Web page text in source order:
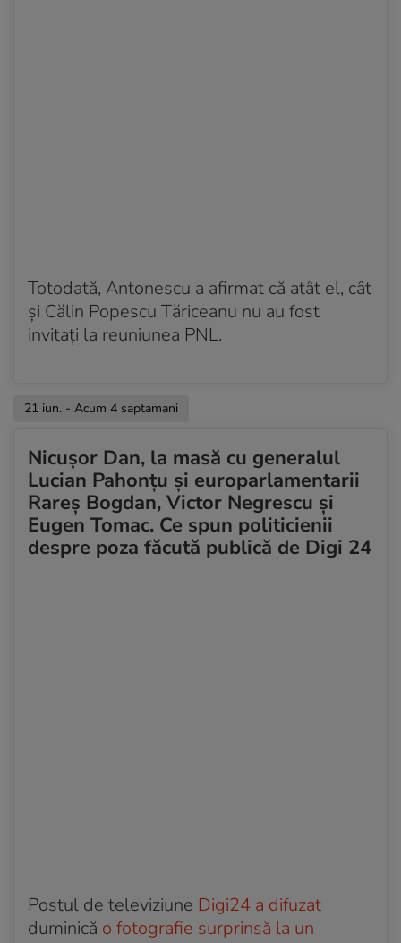
Totodată, Antonescu a afirmat că atât el, cât
şi Călin Popescu Tăriceanu nu au fost
invitaţi la reuniunea PNL.
21 iun. - Acum 4 saptamani
Nicușor Dan, la masă cu generalul
Lucian Pahonțu și europarlamentarii
Rareș Bogdan, Victor Negrescu și
Eugen Tomac. Ce spun politicienii
despre poza făcută publică de Digi 24
Postul de televiziune Digi24 a difuzat
duminică o fotografie surprinsă la un